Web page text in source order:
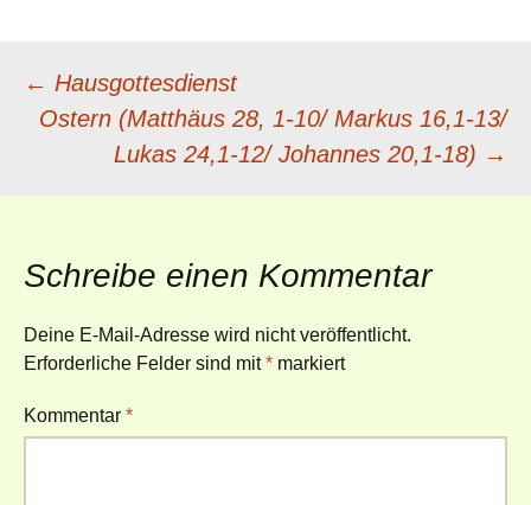
Beitragsnavigation
← Hausgottesdienst
Ostern (Matthäus 28, 1-10/ Markus 16,1-13/
Lukas 24,1-12/ Johannes 20,1-18) →
Schreibe einen Kommentar
Deine E-Mail-Adresse wird nicht veröffentlicht.
Erforderliche Felder sind mit* markiert
Kommentar *